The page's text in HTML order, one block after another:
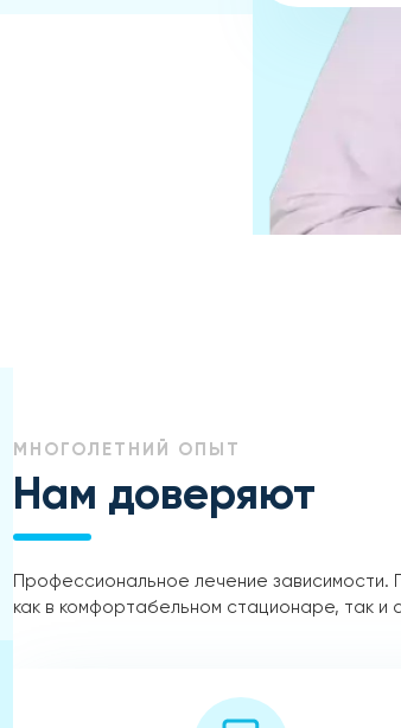
МНОГОЛЕТНИЙ ОПЫТ
Нам доверяют
Профессиональное лечение
как в комфортабельном стационаре, так и